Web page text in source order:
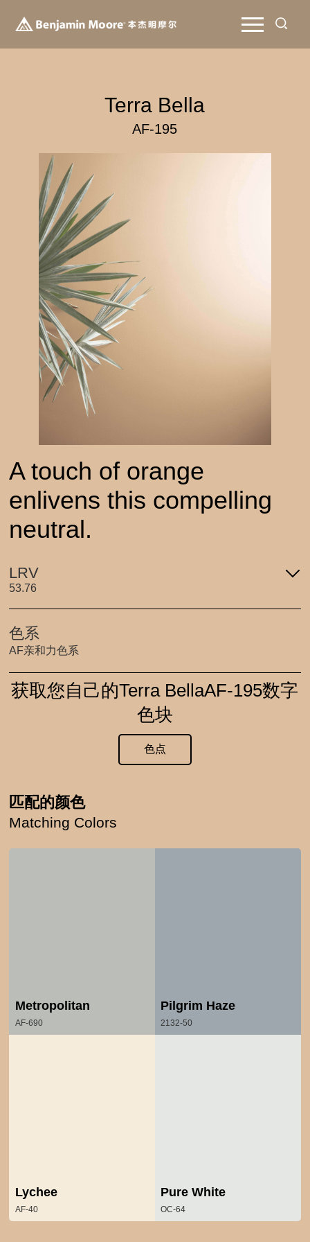
Terra Bella
AF-195
A touch of orange
enlivens this compelling
neutral.
LRV
53.76
色系
AF亲和力色系
获取您自己的Terra BellaAF-195数字
色块
色点
匹配的颜色
Matching Colors
Metropolitan
AF-690
Pilgrim Haze
2132-50
Lychee
AF-40
Pure White
OC-64